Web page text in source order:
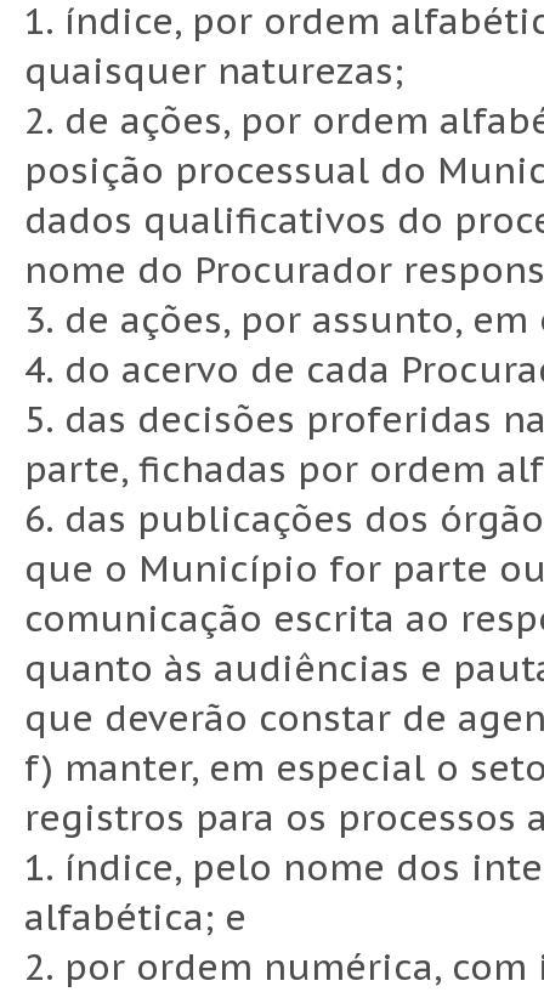
1. índice, por ordem
quaisquer naturezas;
2. de ações, por ordem
posição processual do
dados qualificativos do
nome do Procurador
3. de ações, por assunto,
4. do acervo de cada
5. das decisões proferidas
parte, fichadas por ordem
6. das publicações dos
que o Município for parte
comunicação escrita ao
quanto às audiências e
que deverão constar de
f) manter, em especial o
registros para os processos
1. índice, pelo nome dos
alfabética; e
2. por ordem numérica,